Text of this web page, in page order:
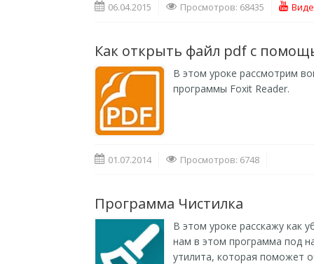
06.04.2015 Просмотров: 68435
Как открыть файл pdf с
В этом уроке рассмотрим
программы Foxit Reader.
01.07.2014 Просмотров: 6748
Программа Чистилка
В этом уроке расскажу как
нам в этом программа под
утилита, которая поможет